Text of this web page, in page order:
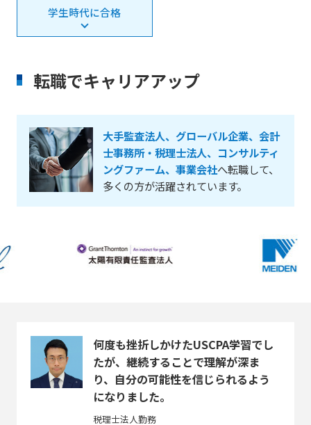
学生時代に合格
転職でキャリアアップ
大手監査法人、グローバル企業、会計
士事務所・税理士法人、コンサルティ
ングファーム、事業会社へ転職して、
多くの方が活躍されています。
何度も挫折しかけたUSCPA学習でし
たが、継続することで理解が深ま
り、自分の可能性を信じられるよう
になりました。
税理士法人勤務